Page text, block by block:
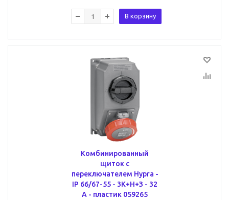
В корзину
Комбинированный
щиток с
переключателем Hypra -
IP 66/67-55 - 3К+Н+З - 32
А - пластик 059265